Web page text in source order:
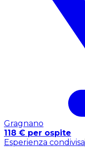
Gragnano
118 € per ospite
Esperienza condivisa